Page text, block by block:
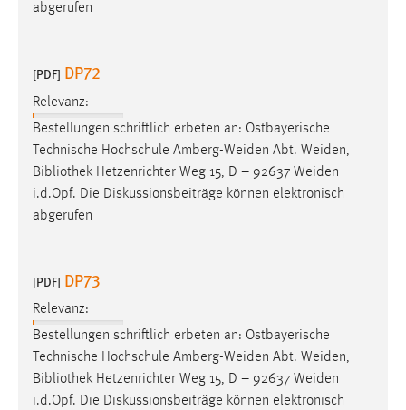
abgerufen
[PDF] DP72
Relevanz:
Bestellungen schriftlich erbeten an: Ostbayerische
Technische Hochschule Amberg-Weiden Abt. Weiden,
Bibliothek Hetzenrichter Weg 15, D – 92637 Weiden
i.d.Opf. Die Diskussionsbeiträge können elektronisch
abgerufen
[PDF] DP73
Relevanz:
Bestellungen schriftlich erbeten an: Ostbayerische
Technische Hochschule Amberg-Weiden Abt. Weiden,
Bibliothek Hetzenrichter Weg 15, D – 92637 Weiden
i.d.Opf. Die Diskussionsbeiträge können elektronisch